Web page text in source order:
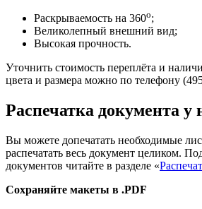
Раскрываемость на 360o;
Великолепный внешний вид;
Высокая прочность.
Уточнить стоимость переплёта и
цвета и размера можно по телефону
Распечатка документа у
Вы можете допечатать необходимые
распечатать весь документ целиком.
документов читайте в разделе «
Сохраняйте макеты в .PDF